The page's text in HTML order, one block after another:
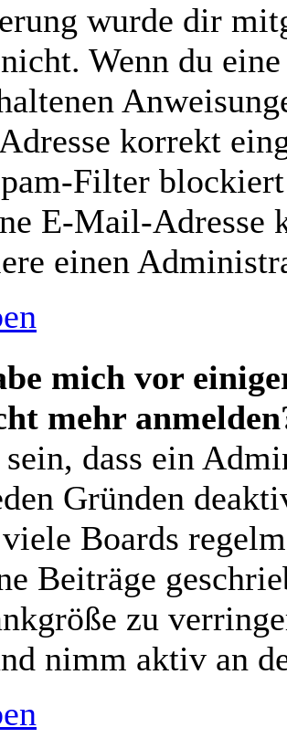
wurde dir
Wenn du
korrekt
Filter
E-Mail-Adresse
einen
mich vor
mehr
sein, dass ein
Gründen
Boards
Beiträge
zu
nimm aktiv an